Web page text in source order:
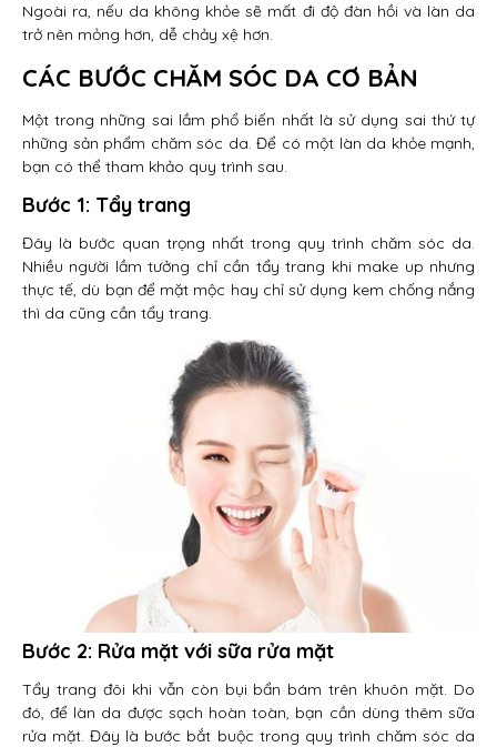
Ngoài ra, nếu da không khỏe sẽ mất đi độ đàn hồi và làn da
trở nên mỏng hơn, dễ chảy xệ hơn.
CÁC BƯỚC CHĂM SÓC DA CƠ BẢN
Một trong những sai lầm phổ biến nhất là sử dụng sai thứ tự
những sản phẩm chăm sóc da. Để có một làn da khỏe mạnh,
bạn có thể tham khảo quy trình sau.
Bước 1: Tẩy trang
Đây là bước quan trọng nhất trong quy trình chăm sóc da.
Nhiều người lầm tưởng chỉ cần tẩy trang khi make up nhưng
thực tế, dù bạn để mặt mộc hay chỉ sử dụng kem chống nắng
thì da cũng cần tẩy trang.
Bước 2: Rửa mặt với sữa rửa mặt
Tẩy trang đôi khi vẫn còn bụi bẩn bám trên khuôn mặt. Do
đó, để làn da được sạch hoàn toàn, bạn cần dùng thêm sữa
rửa mặt. Đây là bước bắt buộc trong quy trình chăm sóc da